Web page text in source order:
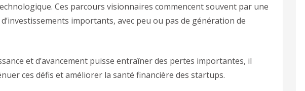
Ces parcours visionnaires commencent souvent par une
importants, avec peu ou pas de génération de
et d’avancement puisse entraîner des pertes importantes, il
ces défis et améliorer la santé financière des startups.